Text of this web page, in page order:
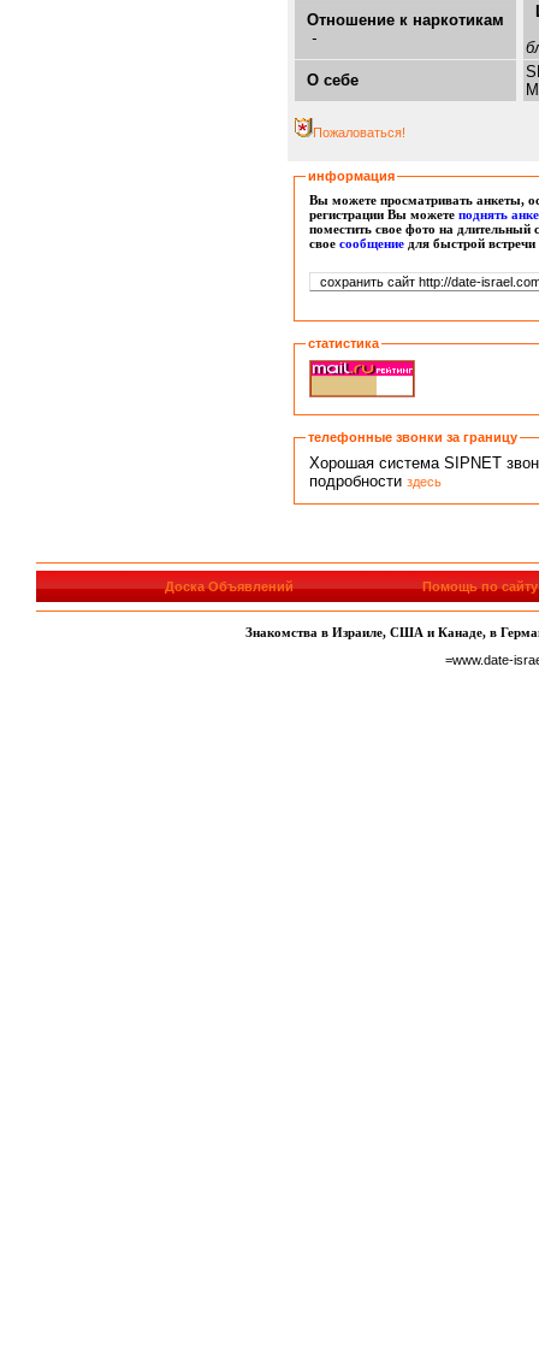
Отношение к наркотикам
-
О себе
Пожаловаться!
информация
Вы можете просматривать анкеты,
регистрации Вы можетеподнять
поместить свое фото на длительный
своесообщение для быстрой
статистика
телефонные звонки за границу
Хорошая система SIPNET
подробностиздесь
Доска Объявлений Помощь по сайту
Знакомства в Израиле, США и Канаде, в
=www.date-